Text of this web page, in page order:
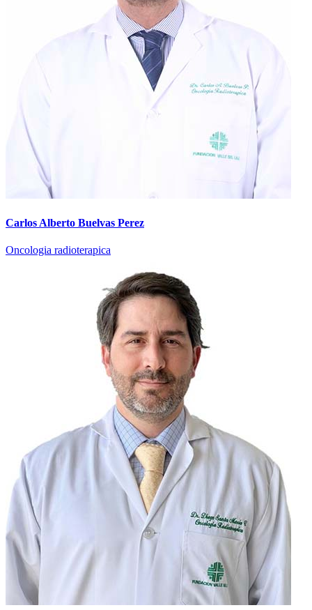
Carlos Alberto Buelvas Perez
Oncologia radioterapica